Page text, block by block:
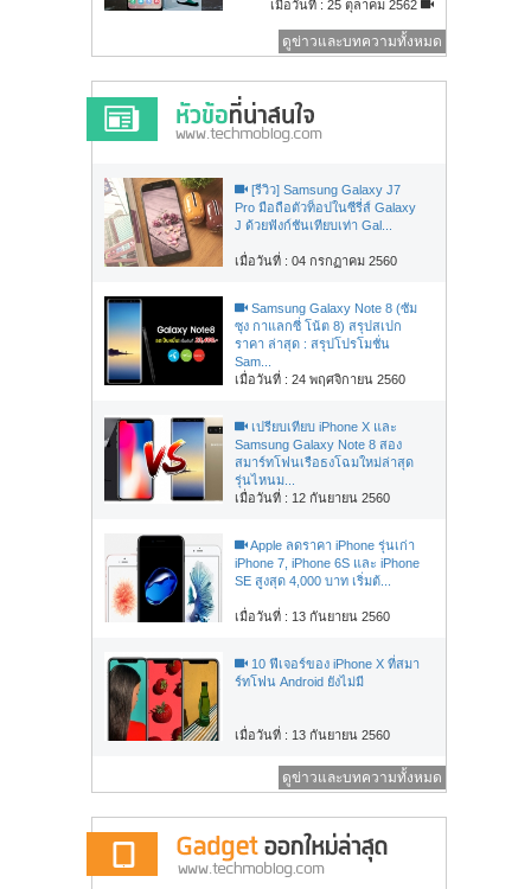
เมื่อวันที่ : 25 ตุลาคม 2562
ดูข่าวและบทความทั้งหมด
[รีวิว] Samsung Galaxy J7
Pro มือถือตัวท็อปในซีรี่ส์ Galaxy
J ด้วยฟังก์ชันเทียบเท่า Gal...
เมื่อวันที่ : 04 กรกฏาคม 2560
Samsung Galaxy Note 8 (ซัม
ซุง กาแลกซี่ โน้ต 8) สรุปสเปก
ราคา ล่าสุด : สรุปโปรโมชั่น
Sam...
เมื่อวันที่ : 24 พฤศจิกายน 2560
เปรียบเทียบ iPhone X และ
Samsung Galaxy Note 8 สอง
สมาร์ทโฟนเรือธงโฉมใหม่ล่าสุด
รุ่นไหนม...
เมื่อวันที่ : 12 กันยายน 2560
Apple ลดราคา iPhone รุ่นเก่า
iPhone 7, iPhone 6S และ iPhone
SE สูงสุด 4,000 บาท เริ่มต้...
เมื่อวันที่ : 13 กันยายน 2560
10 ฟีเจอร์ของ iPhone X ที่สมา
ร์ทโฟน Android ยังไม่มี
เมื่อวันที่ : 13 กันยายน 2560
ดูข่าวและบทความทั้งหมด